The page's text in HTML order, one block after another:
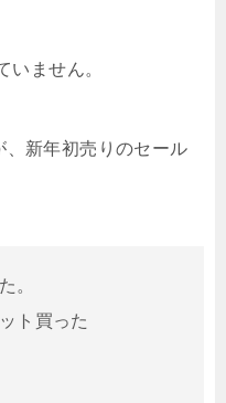
いません。
新年初売りのセール
。
ト買った